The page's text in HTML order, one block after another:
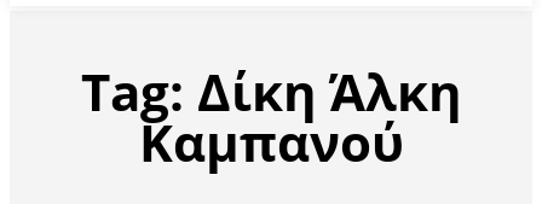
Tag: Δίκη Άλκη
Καμπανού